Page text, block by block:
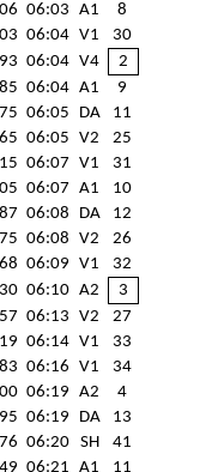
06:03 A1
8
06:04 V1
30
06:04 V4
2
06:04 A1
9
06:05 DA
11
06:05 V2
25
06:07 V1
31
06:07 A1
10
06:08 DA
12
06:08 V2
26
06:09 V1
32
06:10 A2
3
06:13 V2
27
06:14 V1
33
06:16 V1
34
06:19 A2
4
06:19 DA
13
06:20 SH
41
06:21 A1 11